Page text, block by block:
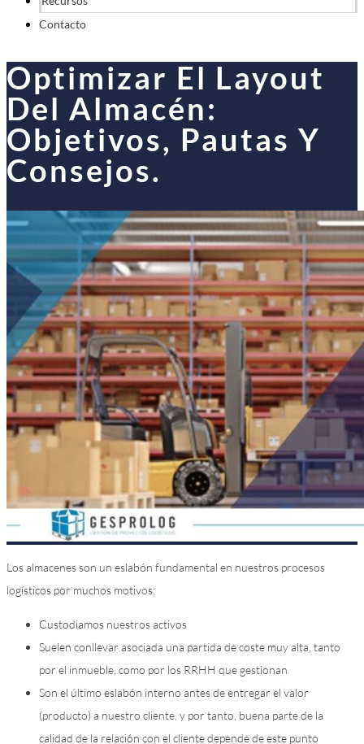
Contacto
Optimizar El Layout
Del Almacén:
Objetivos, Pautas Y
Consejos.
Los almacenes son un eslabón fundamental en nuestros procesos
logísticos por muchos motivos:
Custodiamos nuestros activos
Suelen conllevar asociada una partida de coste muy alta, tanto
por el inmueble, como por los RRHH que gestionan
Son el último eslabón interno antes de entregar el valor
(producto) a nuestro cliente, y por tanto, buena parte de la
calidad de la relación con el cliente depende de este punto